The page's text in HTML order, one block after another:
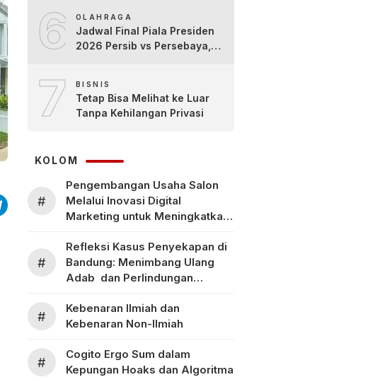
6 OLAHRAGA
Jadwal Final Piala Presiden
2026 Persib vs Persebaya,
7 BISNIS
Tetap Bisa Melihat ke Luar
Tanpa Kehilangan Privasi
KOLOM
#
Pengembangan Usaha Salon
Melalui Inovasi Digital
Marketing untuk Meningkatkan
Salon Mitra, Selong Lombok
Timur
#
Refleksi Kasus Penyekapan di
Bandung: Menimbang Ulang
Adab dan Perlindungan
#
Kebenaran Ilmiah dan
Kebenaran Non-Ilmiah
#
Cogito Ergo Sum dalam
Kepungan Hoaks dan Algoritma